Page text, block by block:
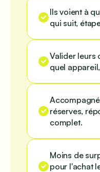
Ils voient à
qui suit,
Valider leurs
quel
réserves,
complet.
Moins de
pour l'achat